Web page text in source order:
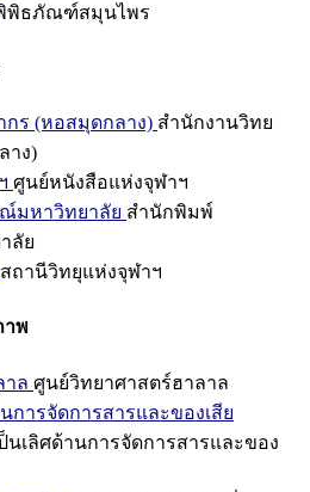
พิธภัณฑ์สมุนไพร
กร (หอสมุดกลาง) สำนักงานวิทย
าง)
ศูนย์หนังสือแห่งจุฬาฯ
มหาวิทยาลัย สำนักพิมพ์
ลัย
สถานีวิทยุแห่งจุฬาฯ
าพ
าล ศูนย์วิทยาศาสตร์ฮาลาล
การจัดการสารและของเสีย
นเลิศด้านการจัดการสารและของ